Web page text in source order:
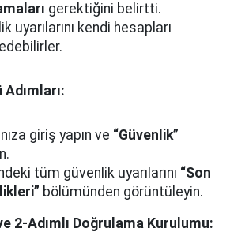
gerektiğini belirtti.
uyarılarını kendi hesapları
giriş yapın ve “Güvenlik”
tüm güvenlik uyarılarını “Son
bölümünden görüntüleyin.
2-Adımlı Doğrulama Kurulumu: